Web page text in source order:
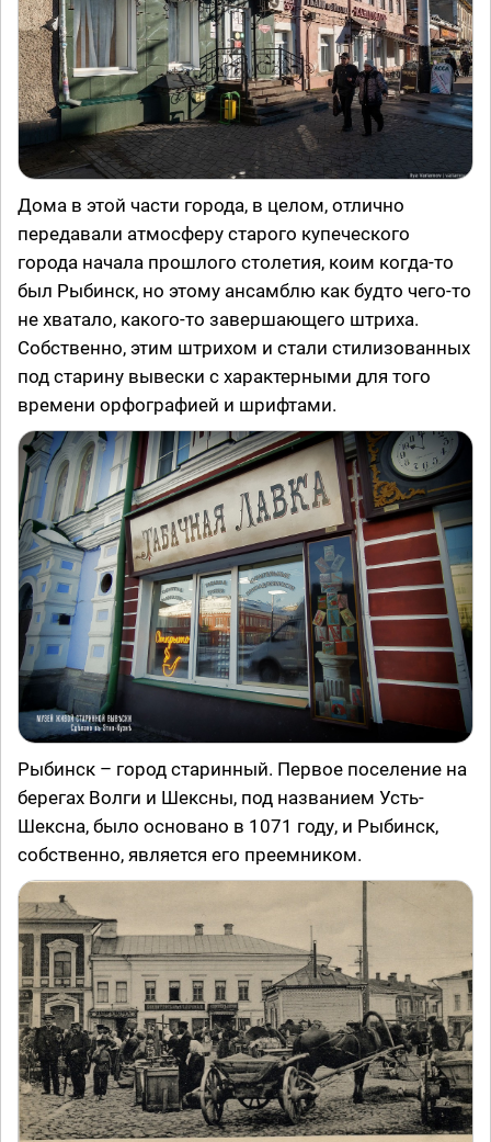
Дома в этой части города, в целом, отлично
передавали атмосферу старого купеческого
города начала прошлого столетия, коим когда-то
был Рыбинск, но этому ансамблю как будто чего-то
не хватало, какого-то завершающего штриха.
Собственно, этим штрихом и стали стилизованных
под старину вывески с характерными для того
времени орфографией и шрифтами.
Рыбинск – город старинный. Первое поселение на
берегах Волги и Шексны, под названием Усть-
Шексна, было основано в 1071 году, и Рыбинск,
собственно, является его преемником.